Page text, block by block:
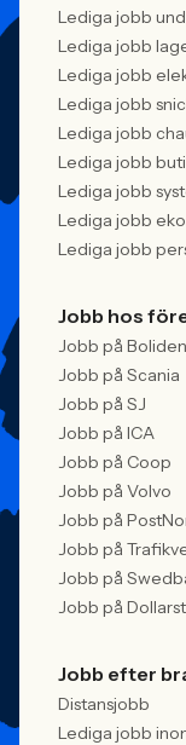
Lediga jobb
Lediga jobb
Lediga jobb
Lediga jobb
Lediga jobb
Lediga jobb
Lediga jobb
Lediga jobb
Lediga jobb
Jobb hos
Jobb på Boliden
Jobb på Scania
Jobb på SJ
Jobb på ICA
Jobb på Coop
Jobb på Volvo
Jobb på
Jobb på
Jobb på
Jobb på
Jobb efter
Distansjobb
Lediga jobb